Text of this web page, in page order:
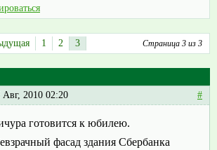
Страница 3 из 3
1 2 3
Авг, 2010 02:20 #
готовится к юбилею.
фасад здания Сбербанка